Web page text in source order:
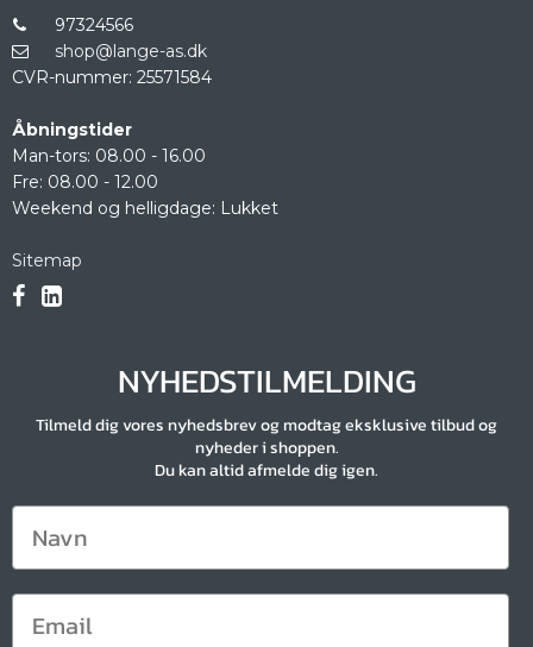
97324566
shop@lange-as.dk
CVR-nummer: 25571584
Åbningstider
Man-tors: 08.00 - 16.00
Fre: 08.00 - 12.00
Weekend og helligdage: Lukket
Sitemap
NYHEDSTILMELDING
Tilmeld dig vores nyhedsbrev og modtag eksklusive tilbud og
nyheder i shoppen.
Du kan altid afmelde dig igen.